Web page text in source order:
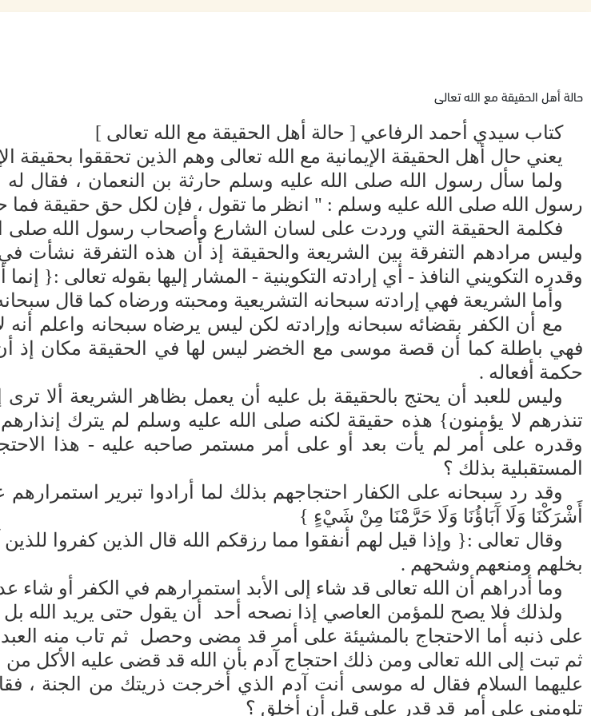
حالة أهل الحقيقة مع الله تعالى
كتاب سيدي أحمد الرفاعي [ حالة أهل الحقيقة مع الله تعالى ]
يعني حال أهل الحقيقة الإيمانية مع الله تعالى وهم الذين تحققوا
ولما سأل رسول الله صلى الله عليه وسلم حارثة بن النعمان ،
رسول الله صلى الله عليه وسلم : " انظر ما تقول ، فإن لكل حق حقيقة فما
فكلمة الحقيقة التي وردت على لسان الشارع وأصحاب رسول الله صلى
وليس مرادهم التفرقة بين الشريعة والحقيقة إذ أن هذه التفرقة نشأت
وقدره التكويني النافذ - أي إرادته التكوينية - المشار إليها بقوله تعالى :{
وأما الشريعة فهي إرادته سبحانه التشريعية ومحبته ورضاه كما قال
مع أن الكفر بقضائه سبحانه وإرادته لكن ليس يرضاه سبحانه واعلم
فهي باطلة كما أن قصة موسى مع الخضر ليس لها في الحقيقة مكان إذ
حكمة أفعاله .
وليس للعبد أن يحتج بالحقيقة بل عليه أن يعمل بظاهر الشريعة ألا
تنذرهم لا يؤمنون} هذه حقيقة لكنه صلى الله عليه وسلم لم يترك إنذارهم
وقدره على أمر لم يأت بعد أو على أمر مستمر صاحبه عليه - هذا
المستقبلية بذلك ؟
وقد رد سبحانه على الكفار احتجاجهم بذلك لما أرادوا تبرير
أَشْرَكْنَا وَلَا آَبَاؤُنَا وَلَا حَرَّمْنَا مِنْ شَيْءٍ }
وقال تعالى :{ وإذا قيل لهم أنفقوا مما رزقكم الله قال الذين كفروا
بخلهم ومنعهم وشحهم .
وما أدراهم أن الله تعالى قد شاء إلى الأبد استمرارهم في الكفر أو شاء
ولذلك فلا يصح للمؤمن العاصي إذا نصحه أحد أن يقول حتى يريد الله بل
على ذنبه أما الاحتجاج بالمشيئة على أمر قد مضى وحصل ثم تاب منه
ثم تبت إلى الله تعالى ومن ذلك احتجاج آدم بأن الله قد قضى عليه الأكل
عليهما السلام فقال له موسى أنت آدم الذي أخرجت ذريتك من الجنة ،
تلومني على أمر قد قدر علي قبل أن أخلق ؟